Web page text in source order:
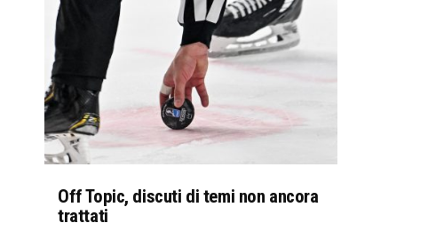
Off Topic, discuti di temi non ancora
trattati